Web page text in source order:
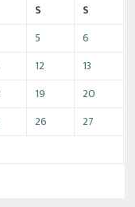
S
S
5
6
12
13
19
20
26
27